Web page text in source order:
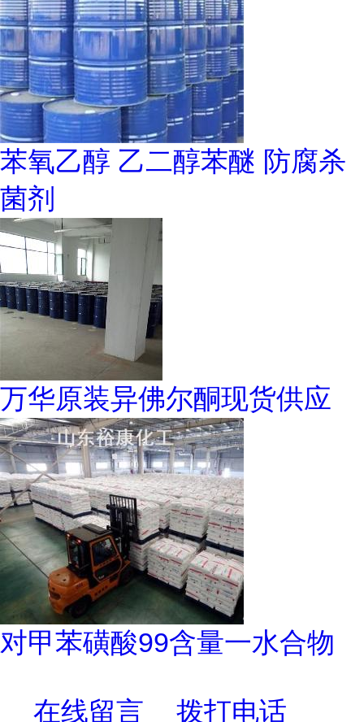
苯氧乙醇 乙二醇苯醚 防腐杀
菌剂
万华原装异佛尔酮现货供应
对甲苯磺酸99含量一水合物
在线留言 拨打电话